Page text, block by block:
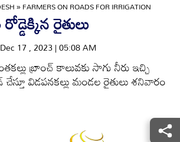
»FARMERS ON ROADS FOR IRRIGATION
రైతులు
17 , 2023 | 05:08 AM
బ్రాంచ్‌ కాలువకు సాగు నీరు ఇచ్చి
విడపనకల్లు మండల రైతులు శనివారం